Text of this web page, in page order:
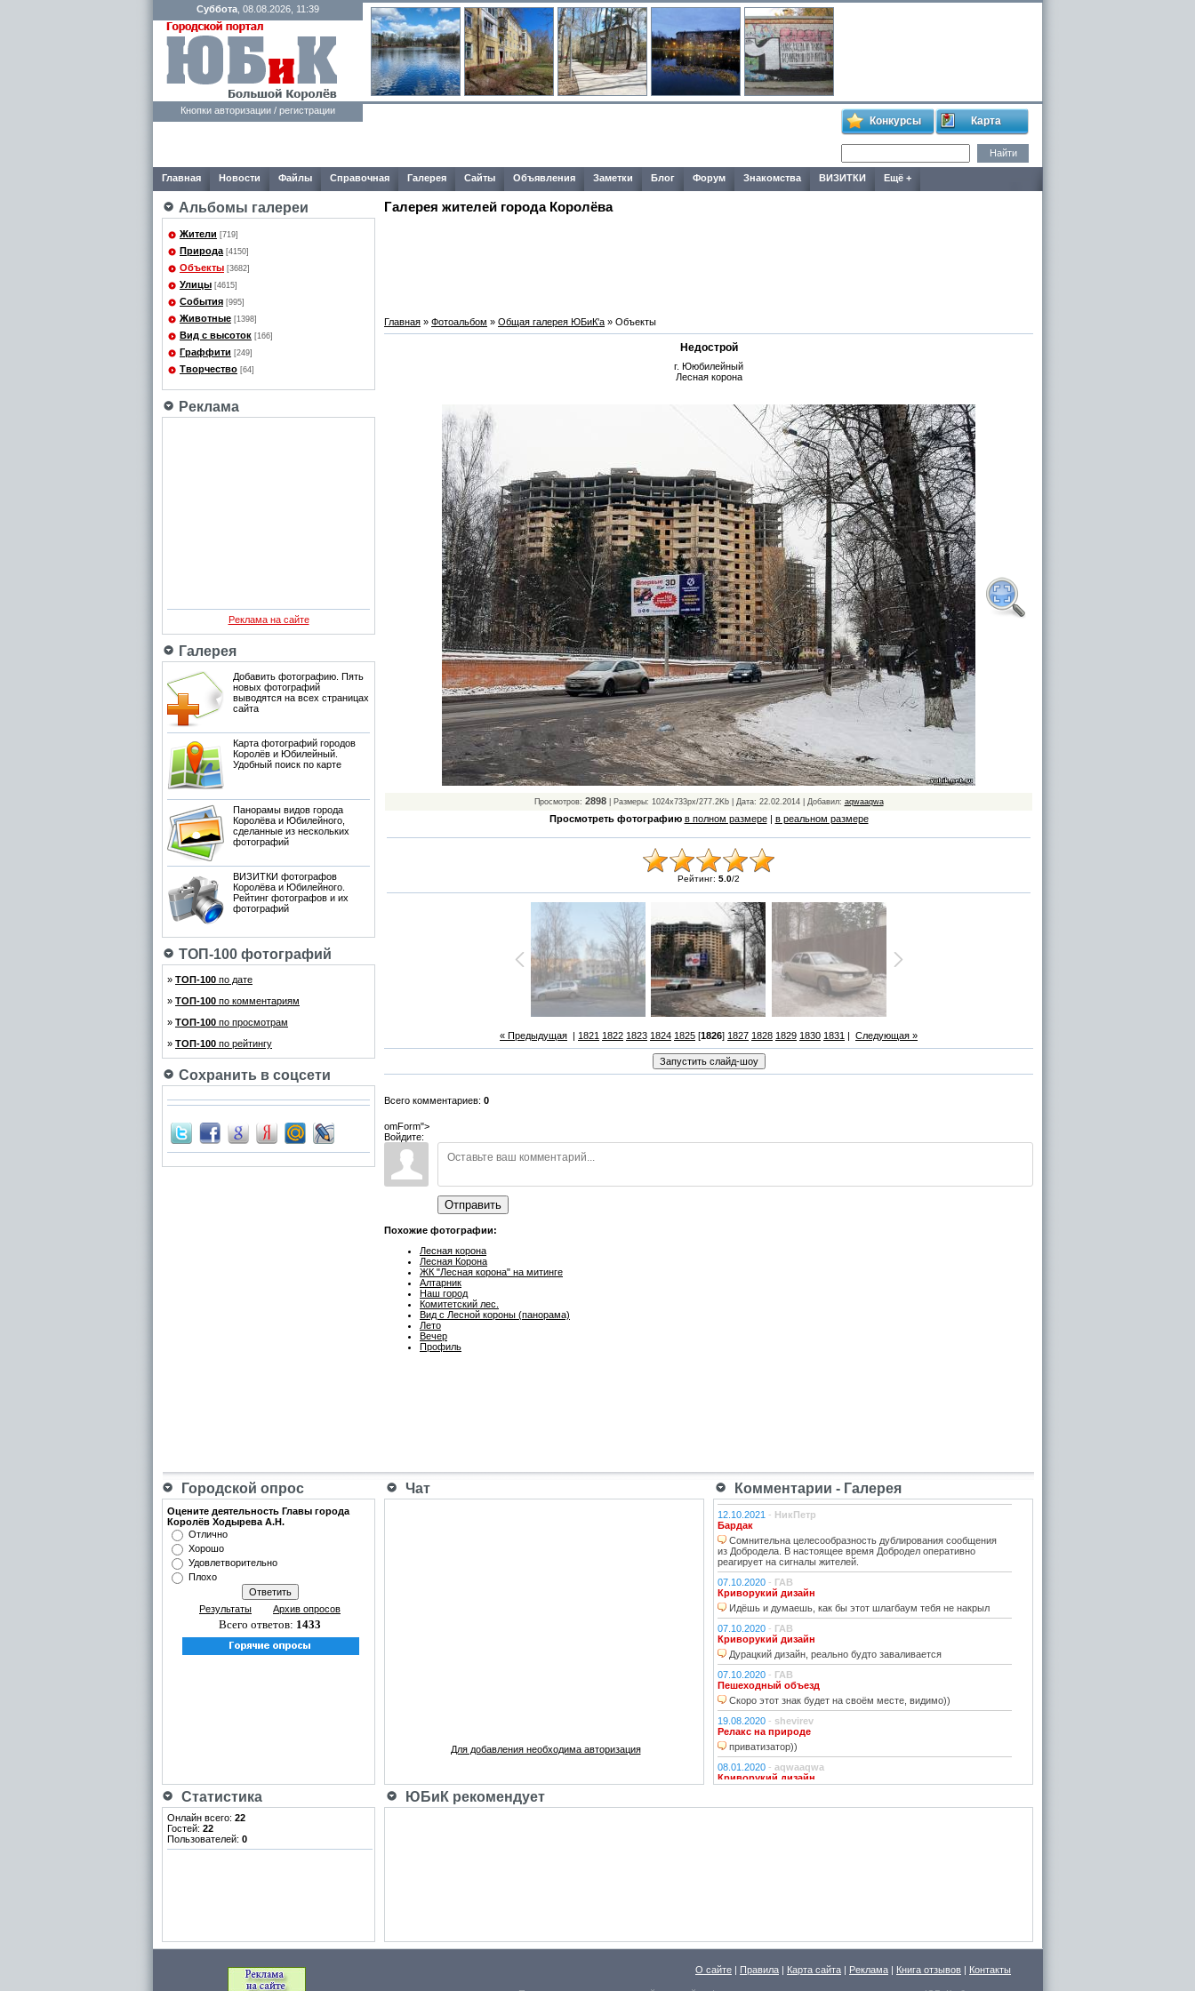
Суббота , 08.08.2026, 11:39
Кнопки авторизации / регистрации
Конкурсы Карта
Главная Новости Файлы Справочная Галерея Сайты Объявления Заметки Блог Форум Знакомства ВИЗИТКИ Ещё +
Альбомы галереи
Жители [719]
Природа [4150]
Объекты [3682]
Улицы [4615]
События [995]
Животные [1398]
Вид с высоток [166]
Граффити [249]
Творчество [64]
Реклама
Реклама на сайте
Галерея
Добавить фотографию. Пять
новых фотографий
выводятся на всех страницах
сайта
Карта фотографий городов
Королёв и Юбилейный.
Удобный поиск по карте
Панорамы видов города
Королёва и Юбилейного,
сделанные из нескольких
фотографий
ВИЗИТКИ фотографов
Королёва и Юбилейного.
Рейтинг фотографов и их
фотографий
ТОП-100 фотографий
» ТОП-100 по дате
» ТОП-100 по комментариям
» ТОП-100 по просмотрам
» ТОП-100 по рейтингу
Сохранить в соцсети
Галерея жителей города Королёва
Главная » Фотоальбом » Общая галерея ЮБиК'a » Объекты
Недострой
г. Ююбилейный
Лесная корона
Просмотров: 2898| Размеры: 1024x733px/277.2Kb | Дата: 22.02.2014 | Добавил: aqwaaqwa
Просмотреть фотографию в полном размере| в реальном размере
Рейтинг: 5.0/2
« Предыдущая | 1821 1822 1823 1824 1825 [1826] 1827 1828 1829 1830 1831 | Следующая »
Всего комментариев: 0
omForm">
Войдите:
Отправить
Похожие фотографии:
Лесная корона
Лесная Корона
ЖК "Лесная корона" на митинге
Алтарник
Наш город
Комитетский лес.
Вид с Лесной короны (панорама)
Лето
Вечер
Профиль
Городской опрос Чат Комментарии - Галерея
Оцените деятельность Главы города
Королёв Ходырева А.Н.
Отлично
Хорошо
Удовлетворительно
Плохо
Результаты Архив опросов
Всего ответов: 1433
Для добавления необходима авторизация
12.10.2021 - НикПетр
Бардак
Сомнительна целесообразность дублирования сообщения
из Добродела. В настоящее время Добродел оперативно
реагирует на сигналы жителей.
07.10.2020 - ГАВ
Криворукий дизайн
Идёшь и думаешь, как бы этот шлагбаум тебя не накрыл
07.10.2020 - ГАВ
Криворукий дизайн
Дурацкий дизайн, реально будто заваливается
07.10.2020 - ГАВ
Пешеходный объезд
Скоро этот знак будет на своём месте, видимо))
19.08.2020 - shevirev
Релакс на природе
приватизатор))
08.01.2020 - aqwaaqwa
Криворукий дизайн
По предпросмотру фото показалось, что это гриб в листьях
Статистика ЮБиК рекомендует
Онлайн всего: 22
Гостей: 22
Пользователей: 0
О сайте | Правила | Карта сайта | Реклама | Книга отзывов | Контакты